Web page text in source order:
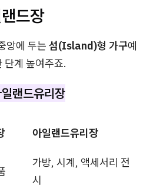
드장
앙에 두는 섬(Island)형 가구예
단계 높여주죠.
랜드유리장
아일랜드유리장
가방, 시계, 액세서리 전
시